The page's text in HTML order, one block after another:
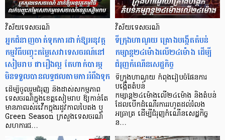
វិស័យទេសចរណ៍
​អ្នកជំនាញចាត់ទុកការដាក់ឱ្យអនុវត្ត
កម្មវិធីបញ្ចុះតម្លៃសេវាទេសចរណ៍នៅ
សៀមរាប ជារឿងល្អ តែហាក់បារម្ភ
មិនទទួលបានលទ្ធផលតាមការរំពឹងទុក
ដើម្បីចូលរួមជំរុញ និងដាស់សកម្មភាព
ទេសចរណ៍ក្នុងខេត្តសៀមរាប ឱ្យកាន់តែ
មានភាពរស់រវើកក្នុងរដូវកាលបៃតង ឬ
Green Season ក្រសួងទេសចរណ៍
សហការជ…
វិស័យទេសចរណ៍
ទីក្រុងហាណូយ គ្រោងបង្កើតតំបន់
កម្សាន្ត២៤ម៉ោងលើ២៤ម៉ោង ដើម្បី
ជំរុញកំណើនសេដ្ឋកិច្ច
ទីក្រុងហាណូយ កំពុងរៀបចំផែនការ
បង្កើតតំបន់
កម្សាន្ត២៤ម៉ោងលើ២៤ម៉ោង និងតំបន់
ដែលបើកដំណើរការរហូតដល់រំលង
អធ្រាត្រ ដើម្បីជំរុញកំណើនសេដ្ឋកិច្ច
ន…